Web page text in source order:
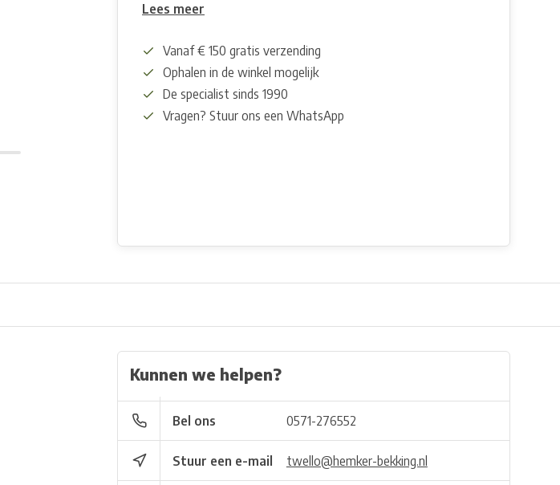
Lees meer
Vanaf € 150 gratis verzending
Ophalen in de winkel mogelijk
De specialist sinds 1990
Vragen? Stuur ons een WhatsApp
Kunnen we helpen?
Bel ons 0571-276552
Stuur een e-mail twello@hemker-bekking.nl